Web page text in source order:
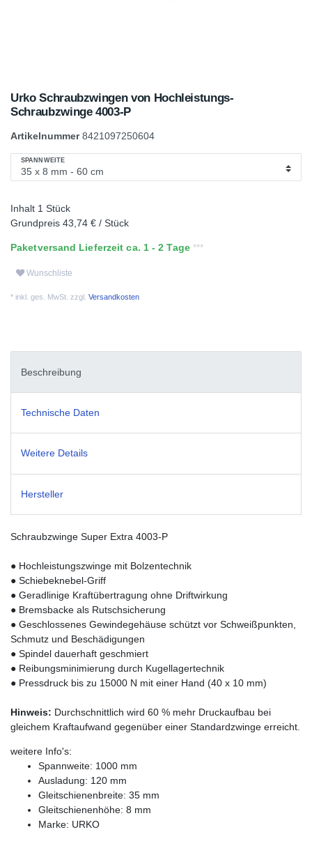
Urko Schraubzwingen von Hochleistungs-
Schraubzwinge 4003-P
Artikelnummer8421097250604
SPANNWEITE
Inhalt 1 Stück
Grundpreis 43,74 € / Stück
Paketversand Lieferzeit ca. 1 - 2 Tage
Wunschliste
* inkl. ges. MwSt. zzgl. Versandkosten
Beschreibung
Technische Daten
Weitere Details
Hersteller
Schraubzwinge Super Extra 4003-P
● Hochleistungszwinge mit Bolzentechnik
● Schiebeknebel-Griff
● Geradlinige Kraftübertragung ohne Driftwirkung
● Bremsbacke als Rutschsicherung
● Geschlossenes Gewindegehäuse schützt vor Schweißpunkten,
Schmutz und Beschädigungen
● Spindel dauerhaft geschmiert
● Reibungsminimierung durch Kugellagertechnik
● Pressdruck bis zu 15000 N mit einer Hand (40 x 10 mm)
Hinweis: Durchschnittlich wird 60 % mehr Druckaufbau bei
gleichem Kraftaufwand gegenüber einer Standardzwinge erreicht.
weitere Info's:
Spannweite: 1000 mm
Ausladung: 120 mm
Gleitschienenbreite: 35 mm
Gleitschienenhöhe: 8 mm
Marke: URKO